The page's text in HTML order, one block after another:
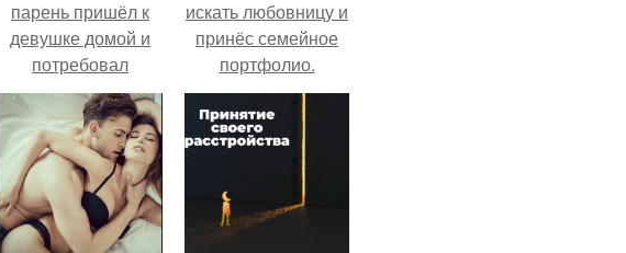
парень пришёл к
девушке домой и
потребовал
вернуть всё, что
когда-либо ей
дарил.
искать любовницу и
принёс семейное
портфолио.